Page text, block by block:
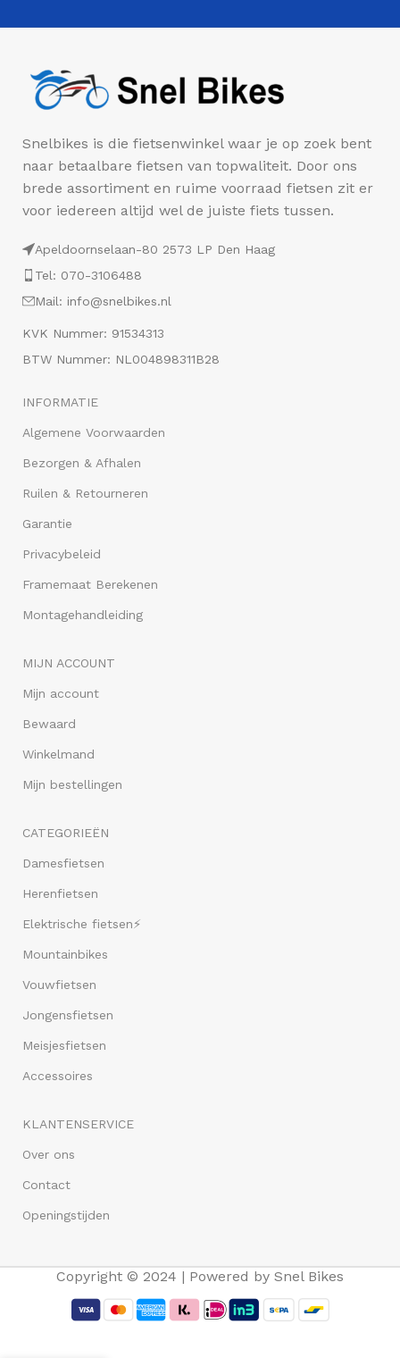
Snelbikes is die fietsenwinkel waar je op zoek bent
naar betaalbare fietsen van topwaliteit. Door ons
brede assortiment en ruime voorraad fietsen zit er
voor iedereen altijd wel de juiste fiets tussen.
Apeldoornselaan-80 2573 LP Den Haag
Tel: 070-3106488
Mail: info@snelbikes.nl
KVK Nummer: 91534313
BTW Nummer: NL004898311B28
INFORMATIE
Algemene Voorwaarden
Bezorgen & Afhalen
Ruilen & Retourneren
Garantie
Privacybeleid
Framemaat Berekenen
Montagehandleiding
MIJN ACCOUNT
Mijn account
Bewaard
Winkelmand
Mijn bestellingen
CATEGORIEËN
Damesfietsen
Herenfietsen
Elektrische fietsen⚡
Mountainbikes
Vouwfietsen
Jongensfietsen
Meisjesfietsen
Accessoires
KLANTENSERVICE
Over ons
Contact
Openingstijden
Copyright © 2024 | Powered by Snel Bikes